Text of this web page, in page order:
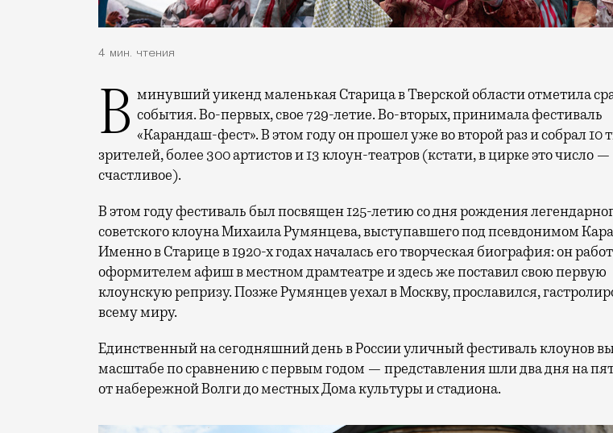
4 мин. чтения
В минувший уикенд маленькая Старица в Тверской области отметила сразу два события. Во-первых, свое 729-летие. Во-вторых, принимала фестиваль
«Карандаш-фест». В этом году он прошел уже во второй раз и собрал 10
зрителей, более 300 артистов и 13 клоун-театров (кстати, в цирке это число —
счастливое).
В этом году фестиваль был посвящен 125-летию со дня рождения
советского клоуна Михаила Румянцева, выступавшего под псевдонимом
Именно в Старице в 1920-х годах началась его творческая биография: он
оформителем афиш в местном драмтеатре и здесь же поставил свою первую
клоунскую репризу. Позже Румянцев уехал в Москву, прославился,
всему миру.
Единственный на сегодняшний день в России уличный фестиваль клоунов
масштабе по сравнению с первым годом — представления шли два дня на
от набережной Волги до местных Дома культуры и стадиона.